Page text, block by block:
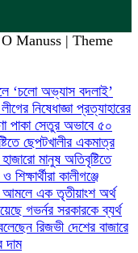
Manuss | Theme
‘চলো অভ্যাস বদলাই’
নিষেধাজ্ঞা প্রত্যাহারের
পাকা সেতুর অভাবে ৫০
ছেপটখালীর একমাত্র
মানুষ অতিবৃষ্টিতে
কালীগঞ্জে
এক তৃতীয়াংশ অর্থ
গভর্নর সরকারকে ব্যর্থ
রিজভী দেশের বাজারে
দাম